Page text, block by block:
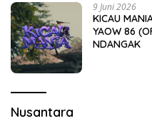
9 Juni 2026
KICAU
YAOW 86
NDANGAK
Nusantara